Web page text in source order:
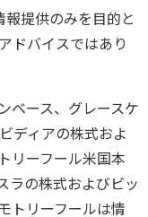
提供のみを目的と
ドバイスではあり
ベース、グレースケ
ディアの株式およ
リーフール米国本
ラの株式およびビッ
トリーフールは情